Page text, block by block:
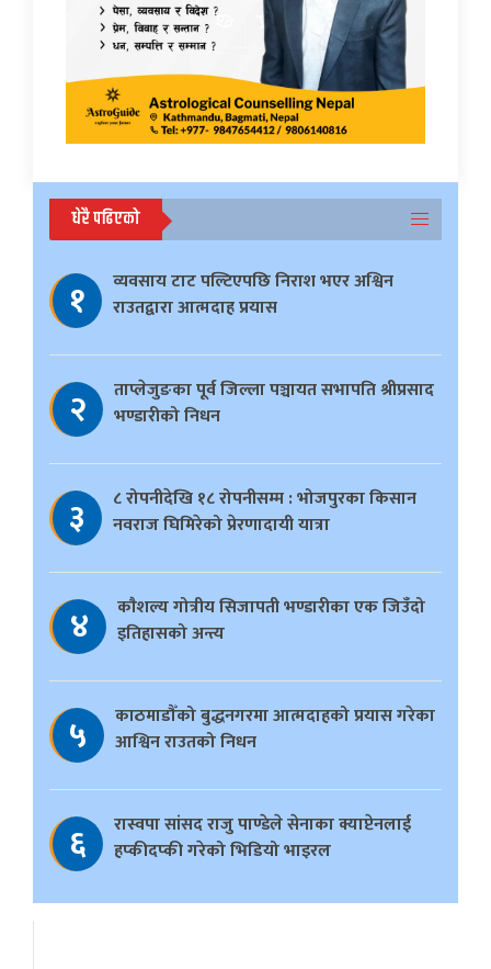
धेरै पढिएको
१
व्यवसाय टाट पल्टिएपछि निराश भएर अश्विन
राउतद्वारा आत्मदाह प्रयास
२
ताप्लेजुङका पूर्व जिल्ला पञ्चायत सभापति श्रीप्रसाद
भण्डारीको निधन
३
८ रोपनीदेखि १८ रोपनीसम्म : भोजपुरका किसान
नवराज घिमिरेको प्रेरणादायी यात्रा
४
काैशल्य गोत्रीय सिजापती भण्डारीका एक जिउँदो
इतिहासको अन्त्य
५
काठमाडौँको बुद्धनगरमा आत्मदाहको प्रयास गरेका
आश्विन राउतको निधन
६
रास्वपा सांसद राजु पाण्डेले सेनाका क्याप्टेनलाई
हप्कीदप्की गरेको भिडियो भाइरल